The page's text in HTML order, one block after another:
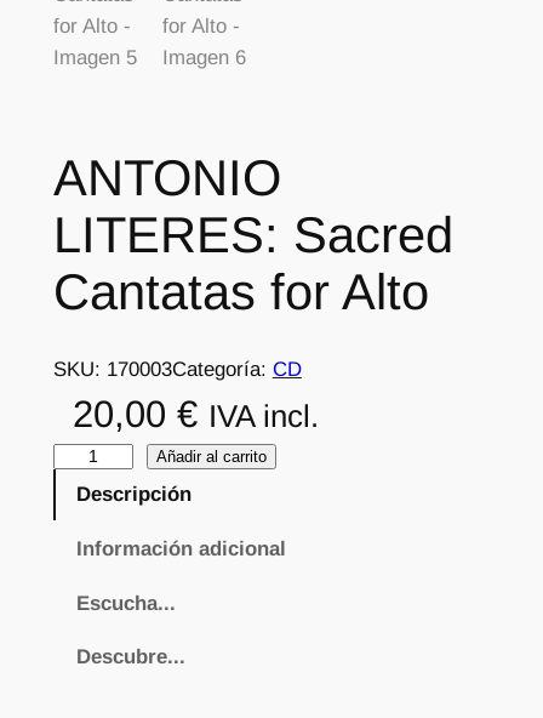
ANTONIO
LITERES: Sacred
Cantatas for Alto
SKU: 170003Categoría: CD
20,00 € IVA incl.
T
Añadir al carrito
Descripción
Información adicional
Escucha...
Descubre...